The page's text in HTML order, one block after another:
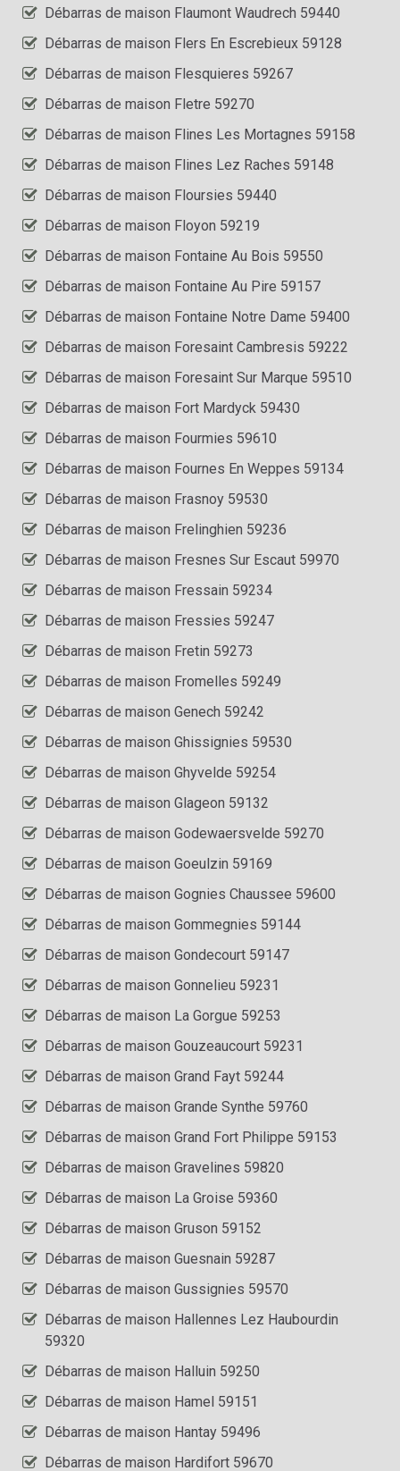
Débarras de maison Flaumont Waudrech 59440
Débarras de maison Flers En Escrebieux 59128
Débarras de maison Flesquieres 59267
Débarras de maison Fletre 59270
Débarras de maison Flines Les Mortagnes 59158
Débarras de maison Flines Lez Raches 59148
Débarras de maison Floursies 59440
Débarras de maison Floyon 59219
Débarras de maison Fontaine Au Bois 59550
Débarras de maison Fontaine Au Pire 59157
Débarras de maison Fontaine Notre Dame 59400
Débarras de maison Foresaint Cambresis 59222
Débarras de maison Foresaint Sur Marque 59510
Débarras de maison Fort Mardyck 59430
Débarras de maison Fourmies 59610
Débarras de maison Fournes En Weppes 59134
Débarras de maison Frasnoy 59530
Débarras de maison Frelinghien 59236
Débarras de maison Fresnes Sur Escaut 59970
Débarras de maison Fressain 59234
Débarras de maison Fressies 59247
Débarras de maison Fretin 59273
Débarras de maison Fromelles 59249
Débarras de maison Genech 59242
Débarras de maison Ghissignies 59530
Débarras de maison Ghyvelde 59254
Débarras de maison Glageon 59132
Débarras de maison Godewaersvelde 59270
Débarras de maison Goeulzin 59169
Débarras de maison Gognies Chaussee 59600
Débarras de maison Gommegnies 59144
Débarras de maison Gondecourt 59147
Débarras de maison Gonnelieu 59231
Débarras de maison La Gorgue 59253
Débarras de maison Gouzeaucourt 59231
Débarras de maison Grand Fayt 59244
Débarras de maison Grande Synthe 59760
Débarras de maison Grand Fort Philippe 59153
Débarras de maison Gravelines 59820
Débarras de maison La Groise 59360
Débarras de maison Gruson 59152
Débarras de maison Guesnain 59287
Débarras de maison Gussignies 59570
Débarras de maison Hallennes Lez Haubourdin
59320
Débarras de maison Halluin 59250
Débarras de maison Hamel 59151
Débarras de maison Hantay 59496
Débarras de maison Hardifort 59670